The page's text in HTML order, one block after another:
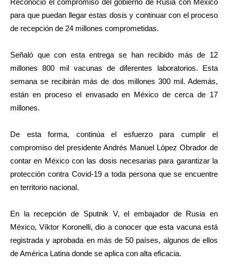
Reconoció el compromiso del gobierno de Rusia con México
para que puedan llegar estas dosis y continuar con el proceso
de recepción de 24 millones comprometidas.
Señaló que con esta entrega se han recibido más de 12
millones 800 mil vacunas de diferentes laboratorios. Esta
semana se recibirán más de dos millones 300 mil. Además,
están en proceso el envasado en México de cerca de 17
millones.
De esta forma, continúa el esfuerzo para cumplir el
compromiso del presidente Andrés Manuel López Obrador de
contar en México con las dosis necesarias para garantizar la
protección contra Covid-19 a toda persona que se encuentre
en territorio nacional.
En la recepción de Sputnik V, el embajador de Rusia en
México, Víktor Koronelli, dio a conocer que esta vacuna está
registrada y aprobada en más de 50 países, algunos de ellos
de América Latina donde se aplica con alta eficacia.